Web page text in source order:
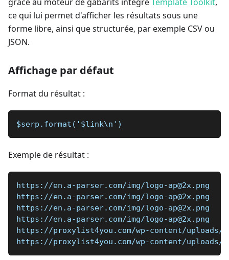
ce qui lui permet d'afficher les résultats sous une
forme libre, ainsi que structurée, par exemple CSV ou
JSON.
Affichage par défaut
Format du résultat :
$serp.format('$link\n')
Exemple de résultat :
https://en.a-parser.com/img/logo-ap@2x.png
https://en.a-parser.com/img/logo-ap@2x.png
https://en.a-parser.com/img/logo-ap@2x.png
https://en.a-parser.com/img/logo-ap@2x.png
https://proxylist4you.com/wp-content/uploads/
https://proxylist4you.com/wp-content/uploads/